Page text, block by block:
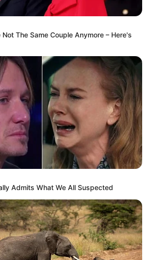
The Same Couple Anymore – Here's
Admits What We All Suspected